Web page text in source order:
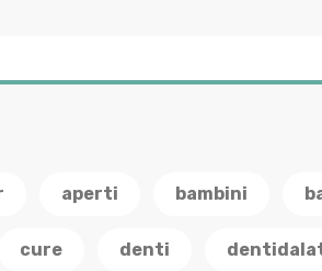
aperti bambini
cure denti